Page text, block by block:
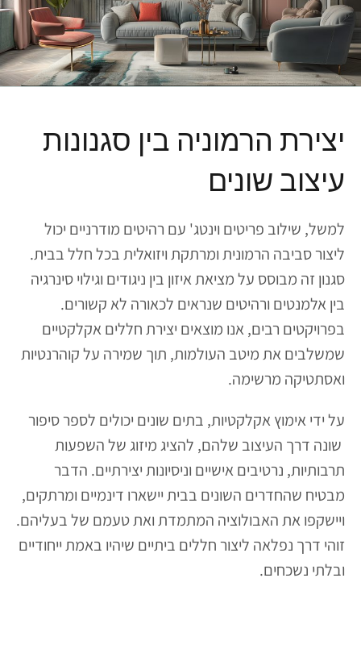
יצירת הרמוניה בין סגנונות
עיצוב שונים
למשל, שילוב פריטים וינטג' עם רהיטים מודרניים יכול
ליצור סביבה הרמונית ומרתקת ויזואלית בכל חלל בבית.
סגנון זה מבוסס על מציאת איזון בין ניגודים וגילוי סינרגיה
בין אלמנטים ורהיטים שנראים לכאורה לא קשורים.
בפרויקטים רבים, אנו מוצאים יצירת חללים אקלקטיים
שמשלבים את מיטב העולמות, תוך שמירה על קוהרנטיות
ואסתטיקה מרשימה.
על ידי אימוץ אקלקטיות, בתים שונים יכולים לספר סיפור
שונה דרך העיצוב שלהם, להציג מיזוג של השפעות
תרבותיות, נרטיבים אישיים וניסיונות יצירתיים. הדבר
מבטיח שהחדרים השונים בבית יישארו דינמיים ומרתקים,
ויישקפו את האבולוציה המתמדת ואת טעמם של בעליהם.
זוהי דרך נפלאה ליצור חללים ביתיים שיהיו באמת ייחודיים
ובלתי נשכחים.